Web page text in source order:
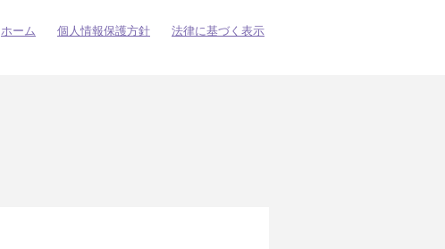
ホーム 個人情報保護方針 法律に基づく表示